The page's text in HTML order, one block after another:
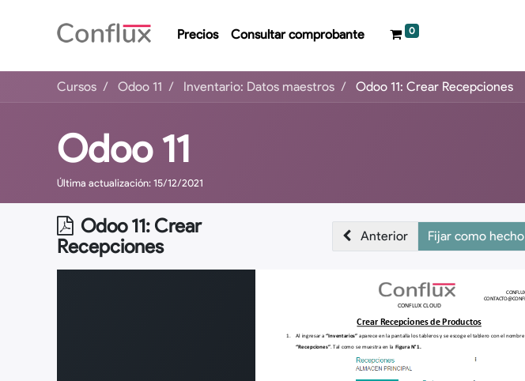
Precios Consultar comprobante 0
Cursos Odoo 11 Inventario: Datos maestros Odoo 11: Crear Recepciones
Odoo 11
Última actualización: 15/12/2021
Odoo 11: Crear
Recepciones
Anterior Fijar como hecho